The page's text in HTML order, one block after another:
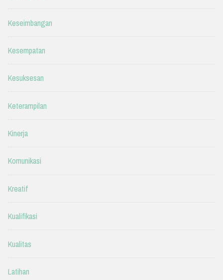
Keseimbangan
Kesempatan
Kesuksesan
Keterampilan
Kinerja
Komunikasi
Kreatif
Kualifikasi
Kualitas
Latihan